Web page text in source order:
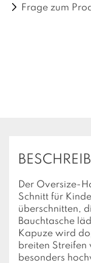
Frage zum
Der Oversize-
Schnitt für
überschnitten,
Bauchtasche
Kapuze wird
breiten Streifen
besonders